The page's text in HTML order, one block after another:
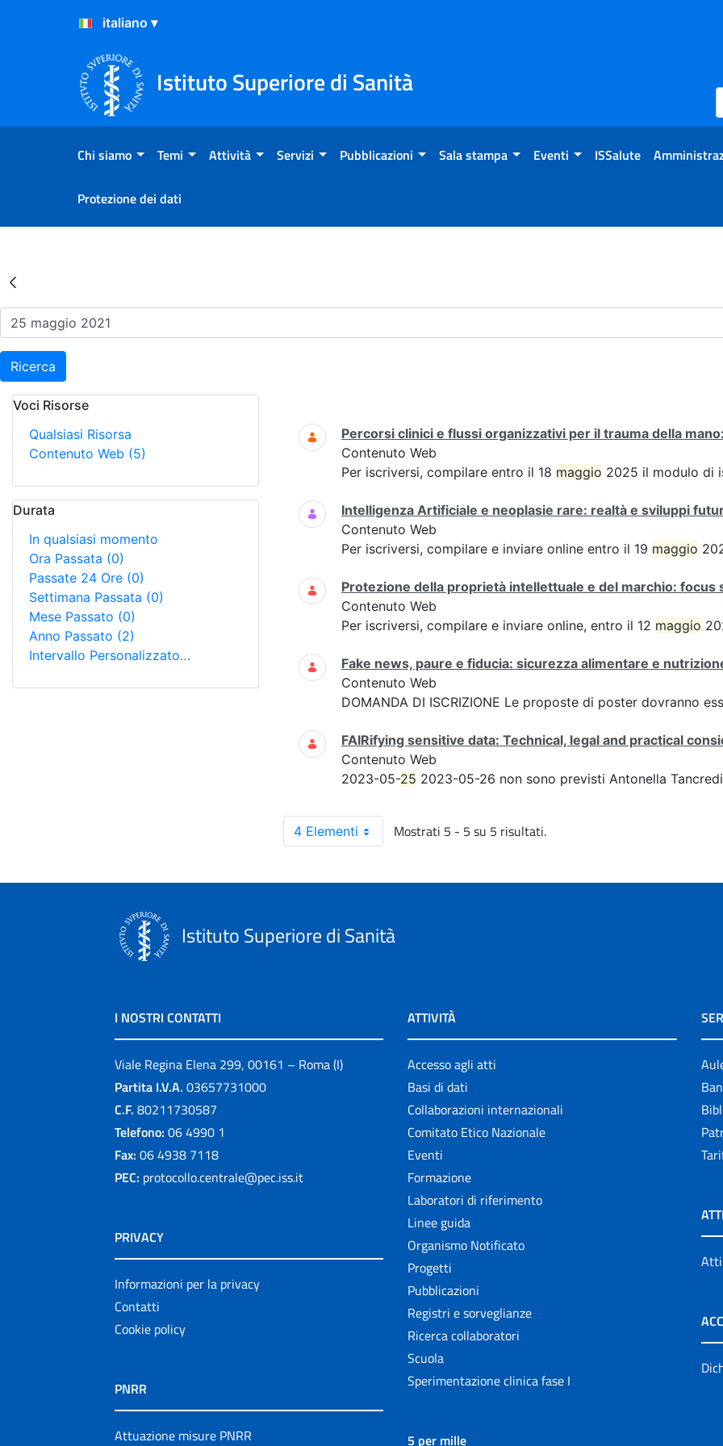
Salta al Contenuto
Salta al Footer
Istituto Superiore di Sanità
Chi siamo Temi Attività Servizi Pubblicazioni Sala stampa Eventi ISSalute
Protezione dei dati
Risultati della Ricerca - Eventi
Ricerca
Voci Risorse
Qualsiasi Risorsa
Contenuto Web (5)
Durata
In qualsiasi momento
Ora Passata (0)
Passate 24 Ore (0)
Settimana Passata (0)
Mese Passato (0)
Anno Passato (2)
Intervallo Personalizzato…
Ricerca
Percorsi clinici e flussi organizzativi per il trauma della
Contenuto Web
Per iscriversi, compilare entro il 18 maggio 2025 il modulo di
Intelligenza Artificiale e neoplasie rare: realtà e sviluppi
Contenuto Web
Per iscriversi, compilare e inviare online entro il 19 maggio
Protezione della proprietà intellettuale e del marchio:
Contenuto Web
Per iscriversi, compilare e inviare online, entro il 12 maggio
Fake news, paure e fiducia: sicurezza alimentare e
Contenuto Web
DOMANDA DI ISCRIZIONE Le proposte di poster dovranno
FAIRifying sensitive data: Technical, legal and practical
Contenuto Web
2023-05-25 2023-05-26 non sono previsti Antonella
4 Elementi Mostrati 5 - 5 su 5 risultati.
Istituto Superiore di Sanità
I NOSTRI CONTATTI
Viale Regina Elena 299, 00161 – Roma (I)
Partita I.V.A. 03657731000
C.F. 80211730587
Telefono: 06 4990 1
Fax: 06 4938 7118
PEC: protocollo.centrale@pec.iss.it
PRIVACY
Informazioni per la privacy
Contatti
Cookie policy
PNRR
Attuazione misure PNRR
ATTIVITÀ
Accesso agli atti
Basi di dati
Collaborazioni internazionali
Comitato Etico Nazionale
Eventi
Formazione
Laboratori di riferimento
Linee guida
Organismo Notificato
Progetti
Pubblicazioni
Registri e sorveglianze
Ricerca collaboratori
Scuola
Sperimentazione clinica fase I
5 per mille
Atti